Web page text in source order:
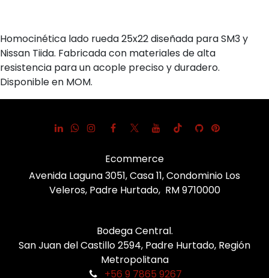
Homocinética lado rueda 25x22 diseñada para SM3 y
Nissan Tiida. Fabricada con materiales de alta
resistencia para un acople preciso y duradero.
Disponible en MOM.
Ecommerce
Avenida Laguna 3051, Casa 11, Condominio Los
Veleros, Padre Hurtado, RM 9710000
Bodega Central.
San Juan del Castillo 2594, Padre Hurtado, Región
Metropolitana
+56 9 7865 9267